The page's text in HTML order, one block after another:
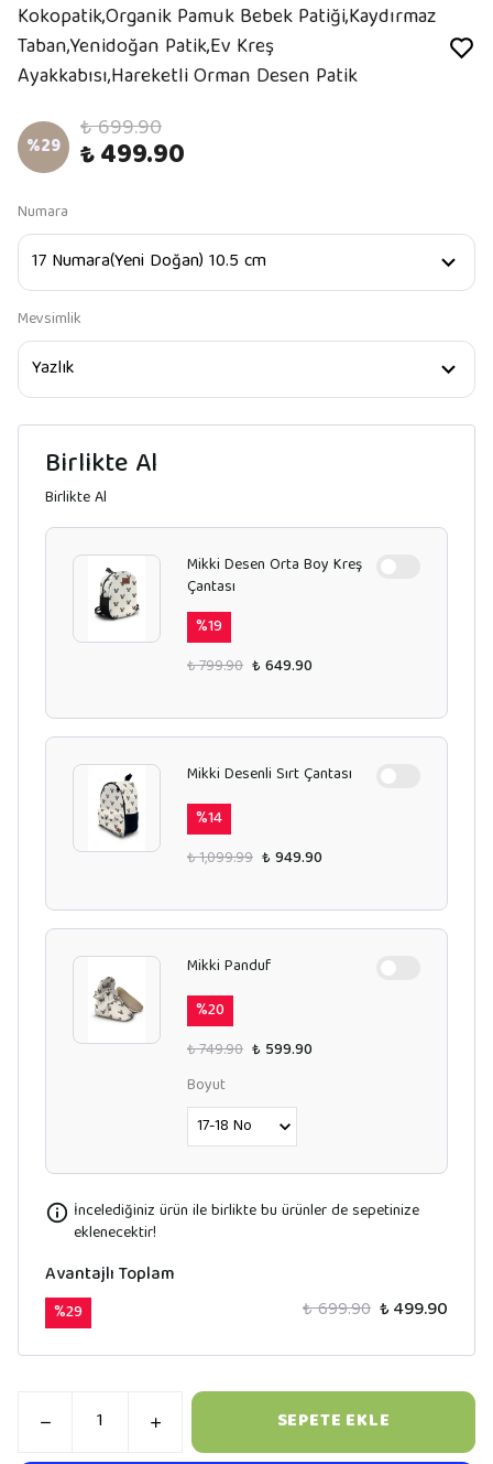
Kokopatik,Organik Pamuk Bebek Patiği,Kaydırmaz
Taban,Yenidoğan Patik,Ev Kreş
Ayakkabısı,Hareketli Orman Desen Patik
%29 ₺ 699.90
₺ 499.90
Numara
Mevsimlik
Birlikte Al
Birlikte Al
Mikki Desen Orta Boy Kreş
Çantası
%19
₺ 799.90 ₺ 649.90
Mikki Desenli Sırt Çantası
%14
₺ 1,099.99 ₺ 949.90
Mikki Panduf
%20
₺ 749.90 ₺ 599.90
Boyut
İncelediğiniz ürün ile birlikte bu ürünler de sepetinize
eklenecektir!
Avantajlı Toplam
%29 ₺ 699.90 ₺ 499.90
SEPETE EKLE